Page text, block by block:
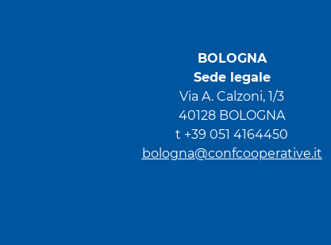
BOLOGNA
Sede legale
Via A. Calzoni, 1/3
40128 BOLOGNA
t +39 051 4164450
bologna@confcooperative.it